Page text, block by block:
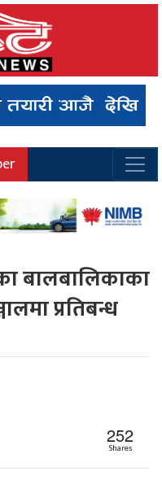
बालबालिकाका
प्रतिबन्ध
252
Shares